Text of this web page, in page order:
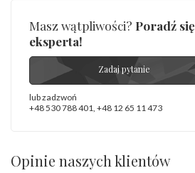
Masz wątpliwości? Poradź się
eksperta!
Zadaj pytanie
lub zadzwoń
+48 530 788 401 +48 12 65 11 473
Opinie naszych klientów